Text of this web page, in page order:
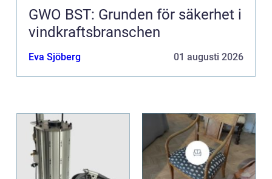
GWO BST: Grunden för säkerhet i
vindkraftsbranschen
Eva Sjöberg 01 augusti 2026